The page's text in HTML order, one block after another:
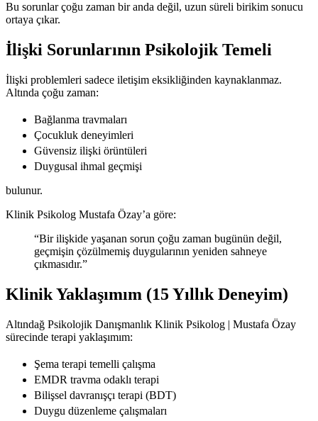
Bu sorunlar çoğu zaman bir anda değil, uzun süreli birikim sonucu
ortaya çıkar.
İlişki Sorunlarının Psikolojik Temeli
İlişki problemleri sadece iletişim eksikliğinden kaynaklanmaz.
Altında çoğu zaman:
Bağlanma travmaları
Çocukluk deneyimleri
Güvensiz ilişki örüntüleri
Duygusal ihmal geçmişi
bulunur.
Klinik Psikolog Mustafa Özay’a göre:
“Bir ilişkide yaşanan sorun çoğu zaman bugünün değil,
geçmişin çözülmemiş duygularının yeniden sahneye
çıkmasıdır.”
Klinik Yaklaşımım (15 Yıllık Deneyim)
Altındağ Psikolojik Danışmanlık Klinik Psikolog | Mustafa Özay
sürecinde terapi yaklaşımım:
Şema terapi temelli çalışma
EMDR travma odaklı terapi
Bilişsel davranışçı terapi (BDT)
Duygu düzenleme çalışmaları